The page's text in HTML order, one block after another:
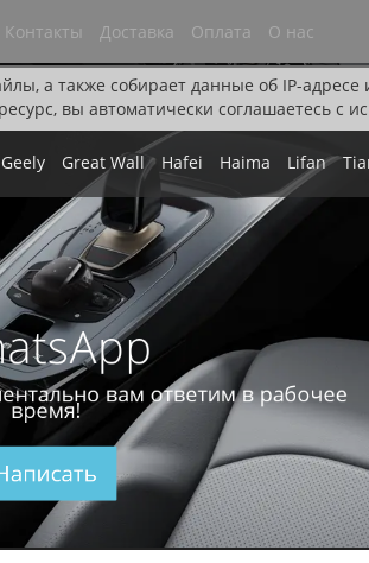
а также собирает данные об IP-
вы автоматически соглашаетесь с
Контакты Доставка Оплата О нас
Geely Great Wall Hafei Haima Lifan
вам ответим в рабочее
время!